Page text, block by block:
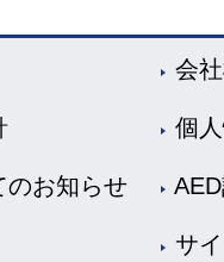
会
個
のお知らせ
サ